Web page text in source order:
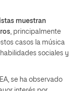
muestran
, principalmente
casos la música
sociales y
se ha observado